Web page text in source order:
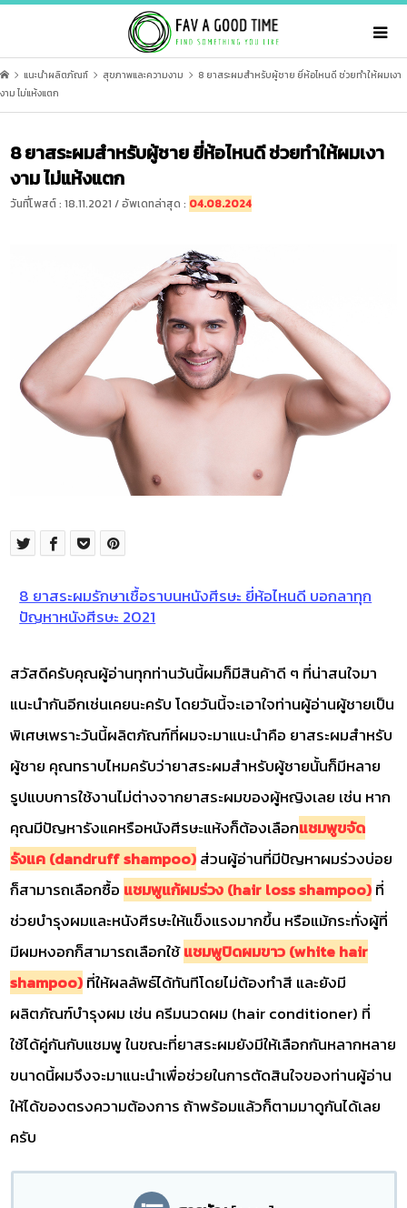
แนะนำผลิตภัณฑ์ สุขภาพและความงาม
8 ยาสระผมสำหรับผู้ชาย ยี่ห้อไหนดี ช่วยทำให้ผมเงา
งาม ไม่แห้งแตก
8 ยาสระผมสำหรับผู้ชาย ยี่ห้อไหนดี ช่วยทำให้ผมเงา
งาม ไม่แห้งแตก
วันที่โพสต์ : 18.11.2021 / อัพเดทล่าสุด : 04.08.2024
8 ยาสระผมรักษาเชื้อราบนหนังศีรษะ ยี่ห้อไหนดี บอกลาทุก
ปัญหาหนังศีรษะ 2021
สวัสดีครับคุณผู้อ่านทุกท่านวันนี้ผมก็มีสินค้าดี ๆ ที่น่าสนใจมา
แนะนำกันอีกเช่นเคยนะครับ โดยวันนี้จะเอาใจท่านผู้อ่านผู้ชายเป็น
พิเศษเพราะวันนี้ผลิตภัณฑ์ที่ผมจะมาแนะนำคือ ยาสระผมสำหรับ
ผู้ชาย คุณทราบไหมครับว่ายาสระผมสำหรับผู้ชายนั้นก็มีหลาย
รูปแบบการใช้งานไม่ต่างจากยาสระผมของผู้หญิงเลย เช่น หาก
คุณมีปัญหารังแคหรือหนังศีรษะแห้งก็ต้องเลือกแชมพูขจัด
รังแค (dandruff shampoo)ส่วนผู้อ่านที่มีปัญหาผมร่วงบ่อย
ก็สามารถเลือกซื้อ แชมพูแก้ผมร่วง (hair loss shampoo)ที่
ช่วยบำรุงผมและหนังศีรษะให้แข็งแรงมากขึ้น หรือแม้กระทั่งผู้ที่
มีผมหงอกก็สามารถเลือกใช้แชมพูปิดผมขาว (white hair
shampoo)ที่ให้ผลลัพธ์ได้ทันทีโดยไม่ต้องทำสี และยังมี
ผลิตภัณฑ์บำรุงผม เช่น ครีมนวดผม (hair conditioner) ที่
ใช้ได้คู่กันกับแชมพู ในขณะที่ยาสระผมยังมีให้เลือกกันหลากหลาย
ขนาดนี้ผมจึงจะมาแนะนำเพื่อช่วยในการตัดสินใจของท่านผู้อ่าน
ให้ได้ของตรงความต้องการ ถ้าพร้อมแล้วก็ตามมาดูกันได้เลย
ครับ